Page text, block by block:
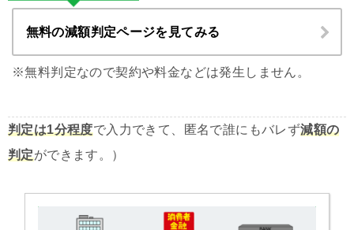
無料の減額判定ページを見てみる
※無料判定なので契約や料金などは発生しません。
判定は1分程度で入力できて、匿名で誰にもバレず減額の
判定ができます。）